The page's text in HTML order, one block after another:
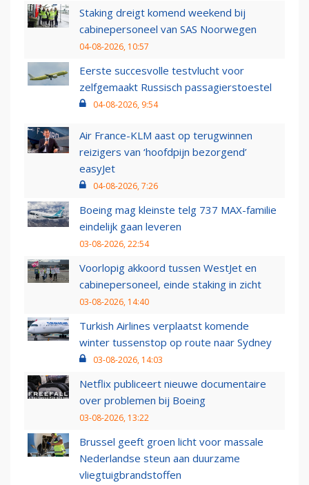
Staking dreigt komend weekend bij
cabinepersoneel van SAS Noorwegen
04-08-2026, 10:57
Eerste succesvolle testvlucht voor
zelfgemaakt Russisch passagierstoestel
04-08-2026, 9:54
Air France-KLM aast op terugwinnen
reizigers van ‘hoofdpijn bezorgend’
easyJet
04-08-2026, 7:26
Boeing mag kleinste telg 737 MAX-familie
eindelijk gaan leveren
03-08-2026, 22:54
Voorlopig akkoord tussen WestJet en
cabinepersoneel, einde staking in zicht
03-08-2026, 14:40
Turkish Airlines verplaatst komende
winter tussenstop op route naar Sydney
03-08-2026, 14:03
Netflix publiceert nieuwe documentaire
over problemen bij Boeing
03-08-2026, 13:22
Brussel geeft groen licht voor massale
Nederlandse steun aan duurzame
vliegtuigbrandstoffen